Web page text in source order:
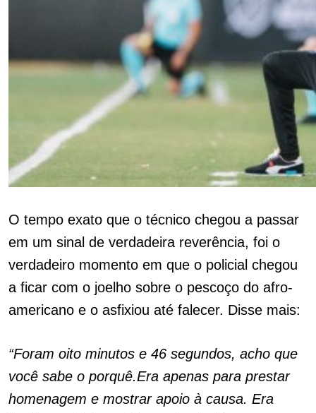
O tempo exato que o técnico chegou a passar
em um sinal de verdadeira reverência, foi o
verdadeiro momento em que o policial chegou
a ficar com o joelho sobre o pescoço do afro-
americano e o asfixiou até falecer. Disse mais:
“Foram oito minutos e 46 segundos, acho que
você sabe o porquê.Era apenas para prestar
homenagem e mostrar apoio à causa. Era